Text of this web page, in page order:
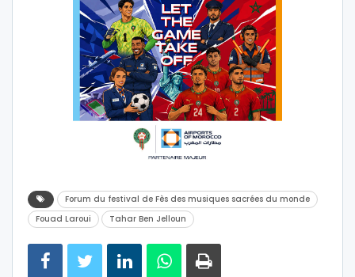
Forum du festival de Fès des musiques sacrées du monde
Fouad Laroui
Tahar Ben Jelloun